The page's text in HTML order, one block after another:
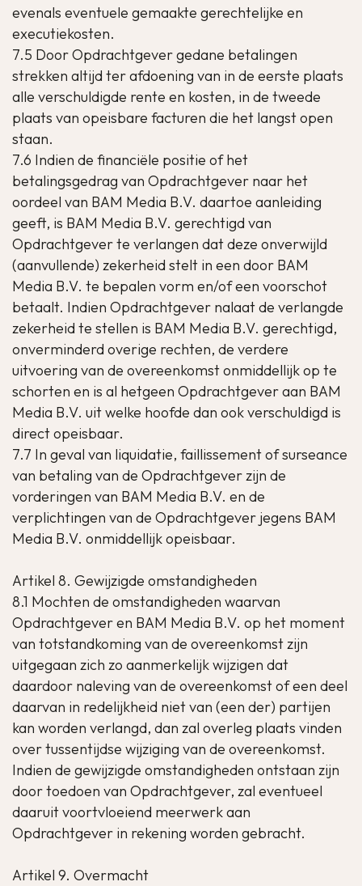
evenals eventuele gemaakte gerechtelijke en
executiekosten.
7.5 Door Opdrachtgever gedane betalingen
strekken altijd ter afdoening van in de eerste plaats
alle verschuldigde rente en kosten, in de tweede
plaats van opeisbare facturen die het langst open
staan.
7.6 Indien de financiële positie of het
betalingsgedrag van Opdrachtgever naar het
oordeel van BAM Media B.V. daartoe aanleiding
geeft, is BAM Media B.V. gerechtigd van
Opdrachtgever te verlangen dat deze onverwijld
(aanvullende) zekerheid stelt in een door BAM
Media B.V. te bepalen vorm en/of een voorschot
betaalt. Indien Opdrachtgever nalaat de verlangde
zekerheid te stellen is BAM Media B.V. gerechtigd,
onverminderd overige rechten, de verdere
uitvoering van de overeenkomst onmiddellijk op te
schorten en is al hetgeen Opdrachtgever aan BAM
Media B.V. uit welke hoofde dan ook verschuldigd is
direct opeisbaar.
7.7 In geval van liquidatie, faillissement of surseance
van betaling van de Opdrachtgever zijn de
vorderingen van BAM Media B.V. en de
verplichtingen van de Opdrachtgever jegens BAM
Media B.V. onmiddellijk opeisbaar.
Artikel 8. Gewijzigde omstandigheden
8.1 Mochten de omstandigheden waarvan
Opdrachtgever en BAM Media B.V. op het moment
van totstandkoming van de overeenkomst zijn
uitgegaan zich zo aanmerkelijk wijzigen dat
daardoor naleving van de overeenkomst of een deel
daarvan in redelijkheid niet van (een der) partijen
kan worden verlangd, dan zal overleg plaats vinden
over tussentijdse wijziging van de overeenkomst.
Indien de gewijzigde omstandigheden ontstaan zijn
door toedoen van Opdrachtgever, zal eventueel
daaruit voortvloeiend meerwerk aan
Opdrachtgever in rekening worden gebracht.
Artikel 9. Overmacht